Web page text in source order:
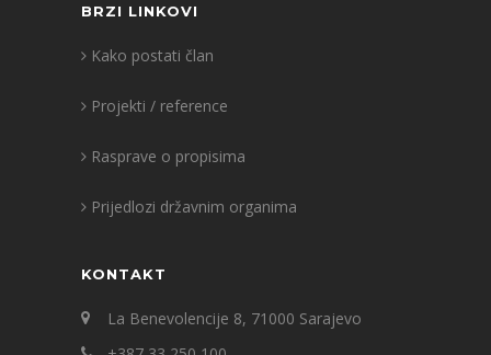
BRZI LINKOVI
Kako postati član
Projekti / reference
Rasprave o propisima
Prijedlozi državnim organima
KONTAKT
La Benevolencije 8, 71000 Sarajevo